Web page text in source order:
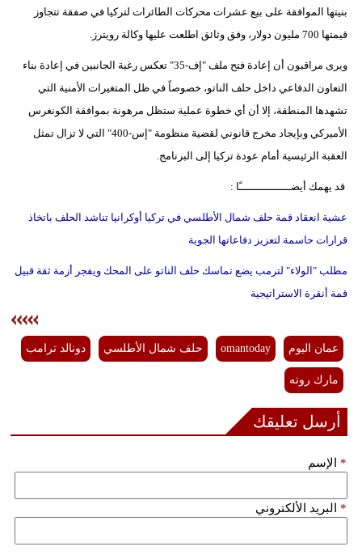
بنيتها الموافقة على بيع عشرات محركات الطائرات لتركيا في صفقة تتجاوز
قيمتها 700 مليون دولار، وفق وثائق اطلعت عليها وكالة رويترز.
ويرى مراقبون أن إعادة فتح ملف "إف-35" تعكس رغبة الجانبين في إعادة بناء
التعاون الدفاعي داخل حلف الناتو، خصوصاً في ظل المتغيرات الأمنية التي
تشهدها المنطقة، إلا أن أي خطوة عملية ستظل مرهونة بموافقة الكونغرس
الأميركي وبإيجاد مخرج قانوني لقضية منظومة "إس-400" التي لا تزال تمثل
العقبة الرئيسية أمام عودة تركيا إلى البرنامج.
قد يهمك أيضــــــــــــــــًا :
عشية انعقاد قمة حلف شمال الأطلسي في تركيا أوكرانيا تناشد الحلف باتخاذ
قرارات حاسمة لتعزيز دفاعاتها الجوية
مطلب "الولاء" لترمب يضع تماسك حلف الناتو على المحك ويفجر أزمة ثقة قبيل
قمة أنقرة الاستراتيجية
عمان اليوم omantoday حلف شمال الأطلسي دونالد ترامب
مارك روته
أرسل تعليقك
الإسم *
البريد الألكتروني *